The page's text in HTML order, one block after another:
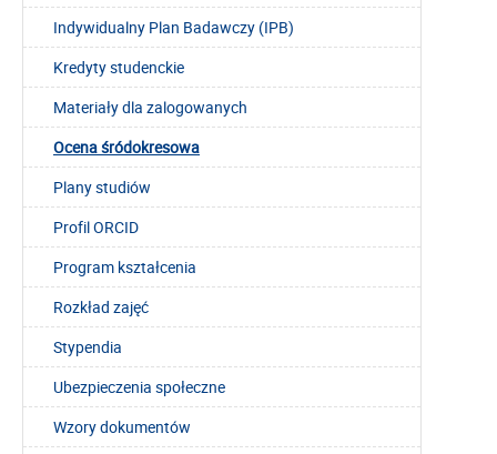
Indywidualny Plan Badawczy (IPB)
Kredyty studenckie
Materiały dla zalogowanych
Ocena śródokresowa
Plany studiów
Profil ORCID
Program kształcenia
Rozkład zajęć
Stypendia
Ubezpieczenia społeczne
Wzory dokumentów